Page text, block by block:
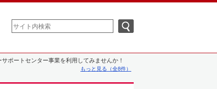
ポートセンター事業を利用してみませんか！
もっと見る（全8件）